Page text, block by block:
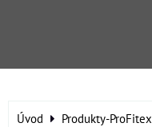
Úvod
Produkty-ProFitex